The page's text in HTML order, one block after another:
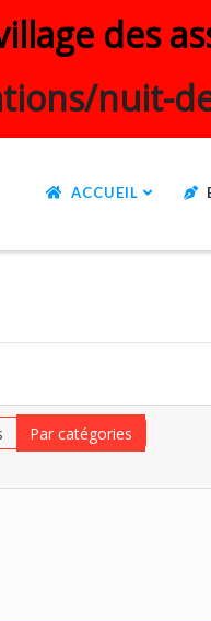
des
nuit-
ACCUEIL
Par catégories